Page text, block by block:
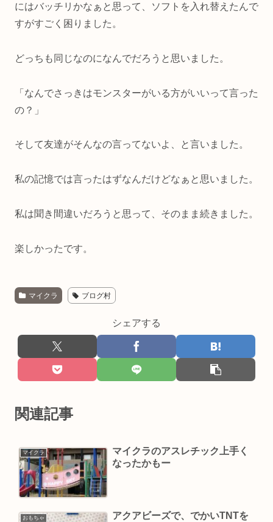
にはバッチリかなぁと思って、ソフトを入れ替えたんで
すがすごく困りました。
どっちも同じなのになんでだろうと思いました。
「なんでさっきはモンスターがいる方がいいって言った
の？」
そして友達がそんなの言ってないよ、と言いました。
私の記憶では言ったはずなんだけどなぁと思いました。
私は聞き間違いだろうと思って、そのまま続きました。
楽しかったです。
マイクラ ブログ村
シェアする
関連記事
マイクラ
マイクラのアスレチック上手く
なったかもー
おもちゃ
アクアビーズで、でかいTNTを